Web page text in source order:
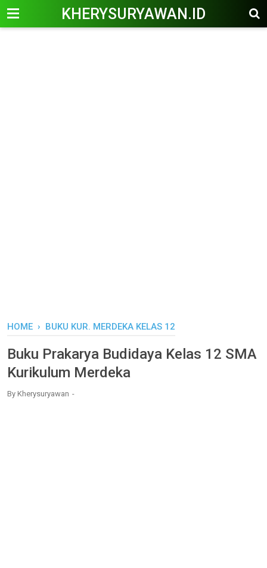
KHERYSURYAWAN.ID
HOME › BUKU KUR. MERDEKA KELAS 12
Buku Prakarya Budidaya Kelas 12 SMA
Kurikulum Merdeka
By Kherysuryawan